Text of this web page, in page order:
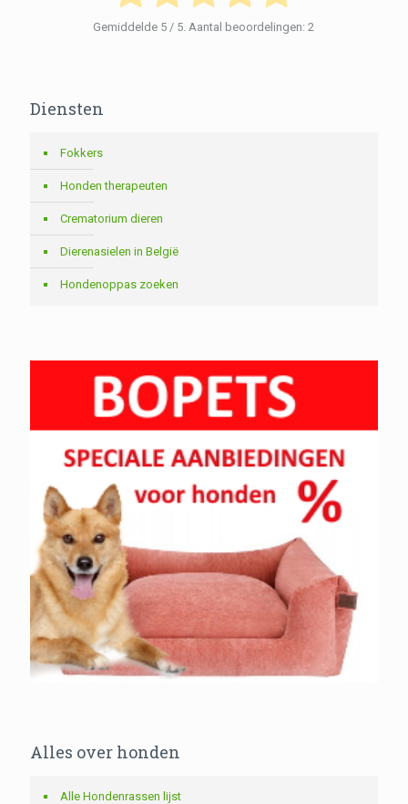
Gemiddelde 5 / 5. Aantal beoordelingen:2
Diensten
Fokkers
Honden therapeuten
Crematorium dieren
Dierenasielen in België
Hondenoppas zoeken
Alles over honden
Alle Hondenrassen lijst